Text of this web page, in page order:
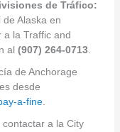
de Tráfico:
Alaska en
a la Traffic and
al (907) 264-0713.
de Anchorage
desde
a-fine.
contactar a la City